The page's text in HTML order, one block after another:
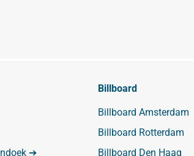
➔
Billboard
Billboard Amsterdam
Billboard Rotterdam
Billboard Den Haag